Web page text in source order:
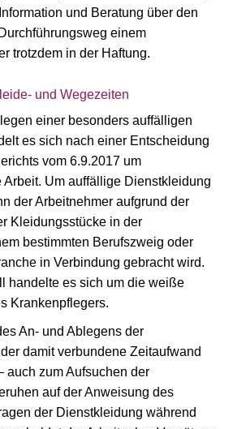
und Beratung über den
einem
trotzdem in der Haftung.
und Wegezeiten
einer besonders auffälligen
es sich nach einer Entscheidung
vom 6.9.2017 um
Um auffällige Dienstkleidung
der Arbeitnehmer aufgrund der
Kleidungsstücke in der
bestimmten Berufszweig oder
in Verbindung gebracht wird.
handelte es sich um die weiße
Krankenpflegers.
An- und Ablegens der
damit verbundene Zeitaufwand
auch zum Aufsuchen der
auf der Anweisung des
der Dienstkleidung während